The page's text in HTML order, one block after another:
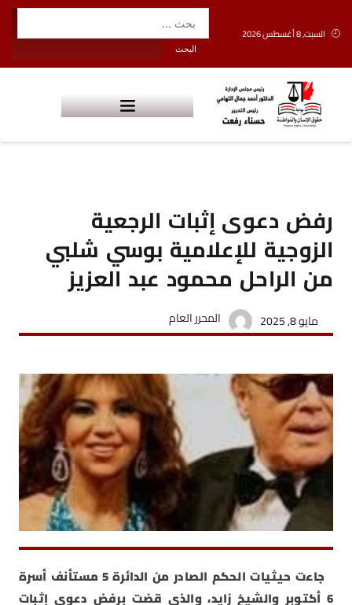
السبت, 8 أغسطس 2026
رفض دعوى إثبات الرجعية
الزوجية للإعلامية بوسي شلبي
من الراحل محمود عبد العزيز
مايو 8, 2025 المحرر العام
جاءت حيثيات الحكم الصادر من الدائرة 5 مستأنف أسرة
6 أكتوبر والشيخ زايد، والذي قضت برفض دعوى إثبات